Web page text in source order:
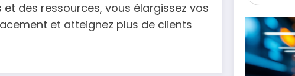
des ressources, vous élargissez vos
et atteignez plus de clients